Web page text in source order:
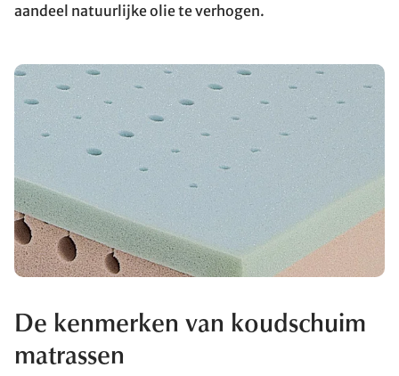
aandeel natuurlijke olie te verhogen.
De kenmerken van koudschuim
matrassen